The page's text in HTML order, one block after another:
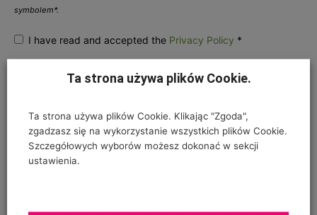
symbolem*.
I have read and accepted the Privacy Policy *
Ta strona używa plików Cookie.
Ta strona używa plików Cookie. Klikając "Zgoda",
zgadzasz się na wykorzystanie wszystkich plików Cookie.
Szczegółowych wyborów możesz dokonać w sekcji
ustawienia.